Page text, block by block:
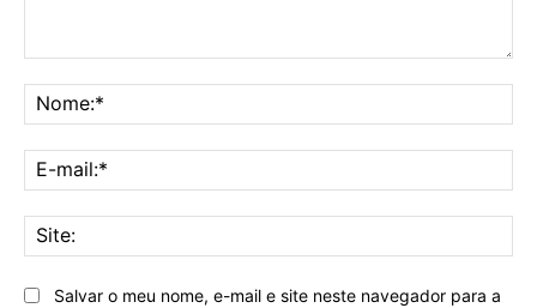
Salvar o meu nome, e-mail e site neste navegador para a